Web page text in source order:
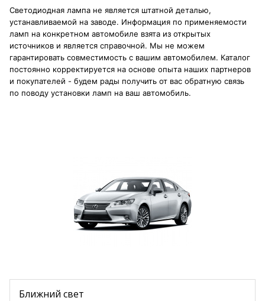
Светодиодная лампа не является штатной деталью,
устанавливаемой на заводе. Информация по применяемости
ламп на конкретном автомобиле взята из открытых
источников и является справочной. Мы не можем
гарантировать совместимость с вашим автомобилем. Каталог
постоянно корректируется на основе опыта наших партнеров
и покупателей - будем рады получить от вас обратную связь
по поводу установки ламп на ваш автомобиль.
Ближний свет